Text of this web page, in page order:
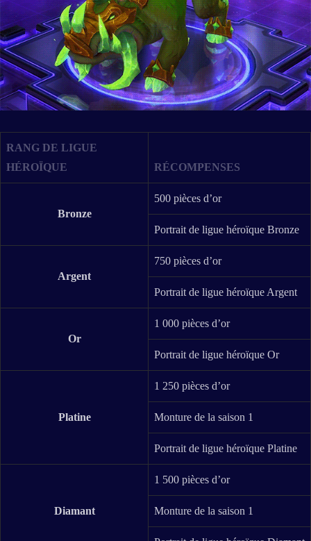
RANG DE LIGUE
HÉROÏQUE
RÉCOMPENSES
Bronze
500 pièces d’or
Portrait de ligue héroïque Bronze
Argent
750 pièces d’or
Portrait de ligue héroïque Argent
Or
1 000 pièces d’or
Portrait de ligue héroïque Or
Platine
1 250 pièces d’or
Monture de la saison 1
Portrait de ligue héroïque Platine
Diamant
1 500 pièces d’or
Monture de la saison 1